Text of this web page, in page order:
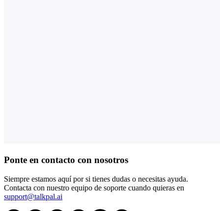
Ponte en contacto con nosotros
Siempre estamos aquí por si tienes dudas o necesitas ayuda.
Contacta con nuestro equipo de soporte cuando quieras en
support@talkpal.ai